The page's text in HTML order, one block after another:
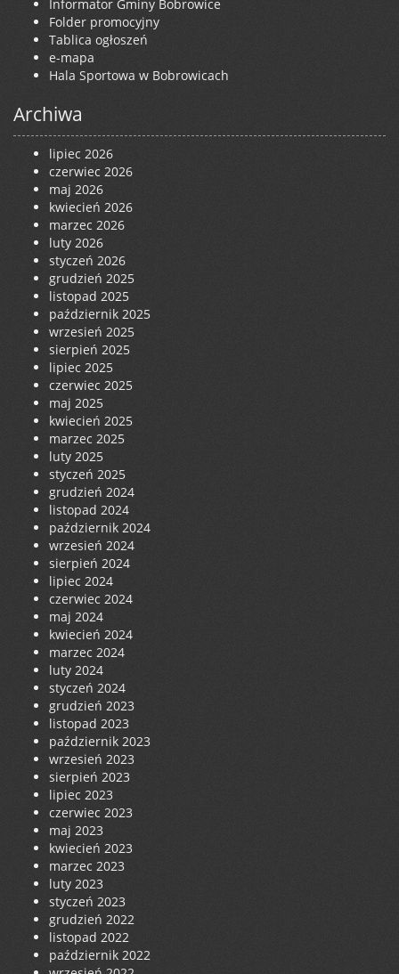
Informator Gminy Bobrowice
Folder promocyjny
Tablica ogłoszeń
e-mapa
Hala Sportowa w Bobrowicach
Archiwa
lipiec 2026
czerwiec 2026
maj 2026
kwiecień 2026
marzec 2026
luty 2026
styczeń 2026
grudzień 2025
listopad 2025
październik 2025
wrzesień 2025
sierpień 2025
lipiec 2025
czerwiec 2025
maj 2025
kwiecień 2025
marzec 2025
luty 2025
styczeń 2025
grudzień 2024
listopad 2024
październik 2024
wrzesień 2024
sierpień 2024
lipiec 2024
czerwiec 2024
maj 2024
kwiecień 2024
marzec 2024
luty 2024
styczeń 2024
grudzień 2023
listopad 2023
październik 2023
wrzesień 2023
sierpień 2023
lipiec 2023
czerwiec 2023
maj 2023
kwiecień 2023
marzec 2023
luty 2023
styczeń 2023
grudzień 2022
listopad 2022
październik 2022